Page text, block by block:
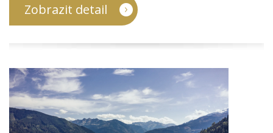
Zobrazit detail